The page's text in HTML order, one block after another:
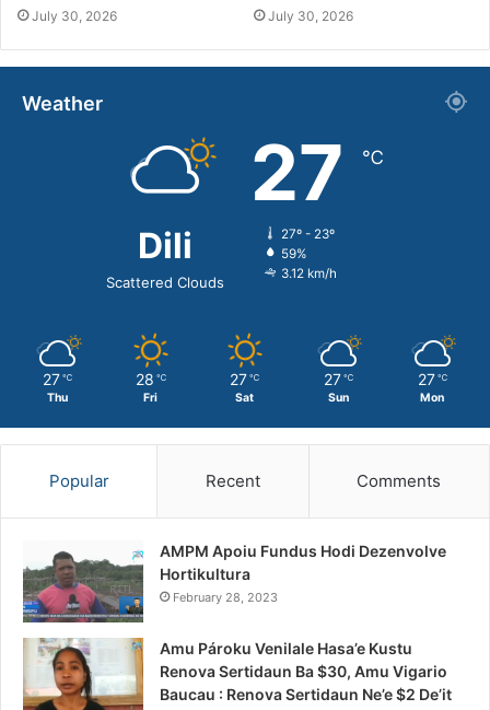
July 30, 2026 July 30, 2026
Weather
Dili
Scattered Clouds
27 ℃
27º - 23º
59%
3.12 km/h
27 ℃
Thu
28 ℃
Fri
27 ℃
Sat
27 ℃
Sun
27 ℃
Mon
Popular Recent Comments
AMPM Apoiu Fundus Hodi Dezenvolve
Hortikultura
February 28, 2023
Amu Pároku Venilale Hasa’e Kustu
Renova Sertidaun Ba $30, Amu Vigario
Baucau : Renova Sertidaun Ne’e $2 De’it